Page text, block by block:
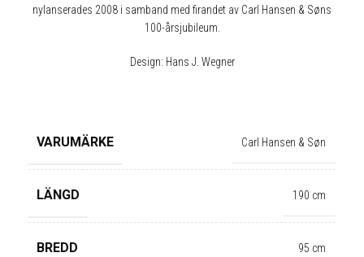
nylanserades 2008 i samband med firandet av Carl Hansen & Søns
100-årsjubileum.
Design: Hans J. Wegner
VARUMÄRKE Carl Hansen & Søn
LÄNGD 190 cm
BREDD 95 cm